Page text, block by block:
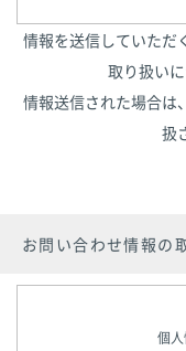
情報を送信していただ
取り扱い
情報送信された場合は
扱
お問い合わせ情報の
個